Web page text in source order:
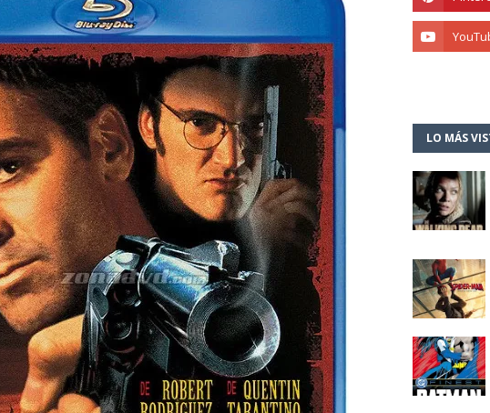
LO MÁS